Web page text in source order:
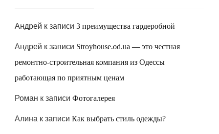
Андрей к записи 3 преимущества гардеробной
Андрей к записи Stroyhouse.od.ua — это честная
ремонтно-строительная компания из Одессы
работающая по приятным ценам
Роман к записи Фотогалерея
Алина к записи Как выбрать стиль одежды?